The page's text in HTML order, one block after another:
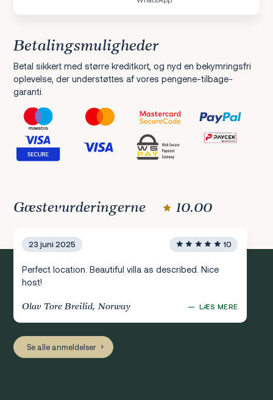
Betalingsmuligheder
Betal sikkert med større kreditkort, og nyd en bekymringsfri
oplevelse, der understøttes af vores pengene-tilbage-
garanti.
Gæstevurderingerne 10.00
23 juni 2025 10
Perfect location. Beautiful villa as described. Nice
host!
Olav Tore Breilid, Norway — LÆS MERE
Se alle anmeldelser